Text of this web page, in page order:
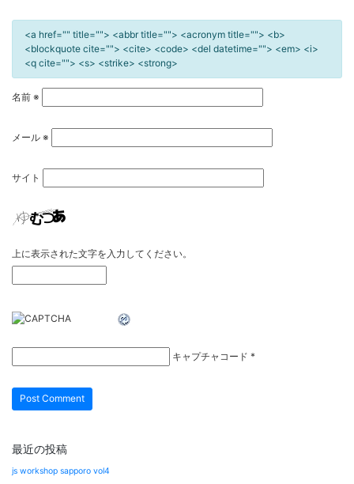
<a href="" title=""> <abbr title=""> <acronym title=""> <b>
<blockquote cite=""> <cite> <code> <del datetime=""> <em> <i>
<q cite=""> <s> <strike> <strong>
名前 ※
メール ※
サイト
上に表示された文字を入力してください。
キャプチャコード *
最近の投稿
js workshop sapporo vol4